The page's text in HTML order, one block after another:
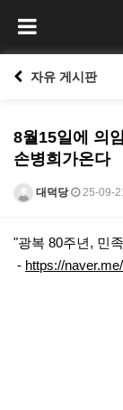
자유 게시판
8월15일에 의
손병희가온다
대덕당 25-09-
본문
"광복 80주년, 민
- https://